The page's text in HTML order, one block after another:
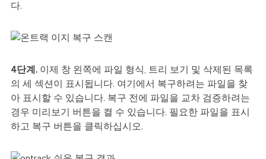
다.
4단계.이제 창 왼쪽에 파일 형식, 트리 보기 및 삭제된 목록
의 세 섹션이 표시됩니다. 여기에서 복구하려는 파일을 찾
아 표시할 수 있습니다. 복구 전에 파일을 교차 검증하려는
경우 미리보기 버튼을 켤 수 있습니다. 필요한 파일을 표시
하고 복구 버튼을 클릭하십시오.